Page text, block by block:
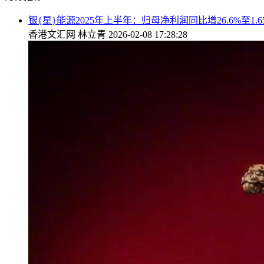
银{星}能源2025年上半年：归母净利润同比增26.6%至
香港文汇网 林立青 2026-02-08 17:28:28